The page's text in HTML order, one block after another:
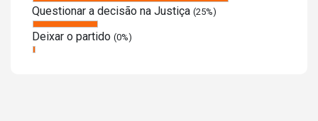
Questionar a decisão na Justiça (25%)
Deixar o partido (0%)